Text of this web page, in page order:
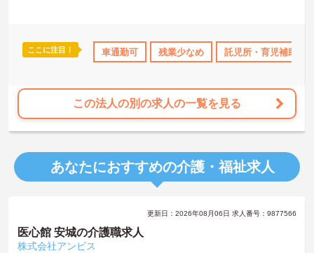
上げ 託児所・育児補助 日勤のみ 年間休日110日以上
ここに注目！ 車通勤可 残業少なめ 託児所・育児補助
この法人の別の求人の一覧を見る
あなたにおすすめの介護・福祉求人
更新日：2026年08月06日 求人番号：9877566
医心館 安城の介護職求人
株式会社アンビス